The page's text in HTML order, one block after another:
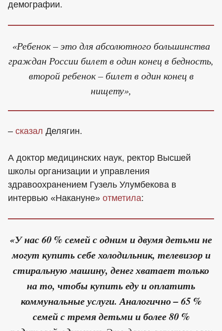
демографии.
«Ребенок – это для абсолютного большинства
граждан России билет в один конец в бедность,
второй ребенок – билет в один конец в
нищету»,
– сказал Делягин.
А доктор медицинских наук, ректор Высшей
школы организации и управления
здравоохранением Гузель Улумбекова в
интервью «Накануне» отметила:
«У нас 60 % семей с одним и двумя детьми не
могут купить себе холодильник, телевизор и
стиральную машину, денег хватает только
на то, чтобы купить еду и оплатить
коммунальные услуги. Аналогично – 65 %
семей с тремя детьми и более 80 %